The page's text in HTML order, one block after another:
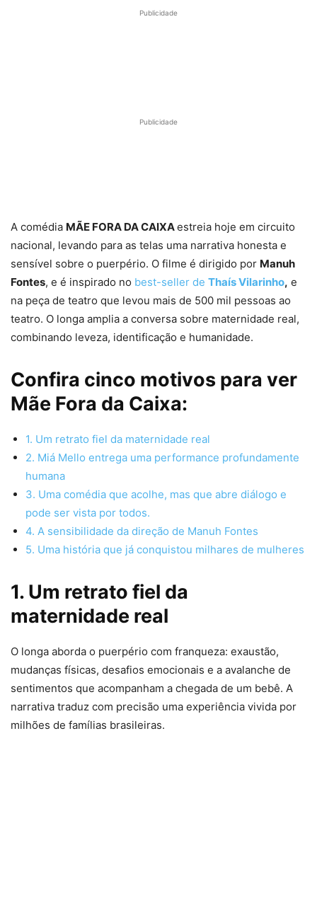
Publicidade
Publicidade
A comédia MÃE FORA DA CAIXAestreia hoje em circuito
nacional, levando para as telas uma narrativa honesta e
sensível sobre o puerpério. O filme é dirigido por Manuh
Fontes, e é inspirado no best-seller de Thaís Vilarinho, e
na peça de teatro que levou mais de 500 mil pessoas ao
teatro. O longa amplia a conversa sobre maternidade real,
combinando leveza, identificação e humanidade.
Confira cinco motivos para ver
Mãe Fora da Caixa:
1. Um retrato fiel da maternidade real
2. Miá Mello entrega uma performance profundamente
humana
3. Uma comédia que acolhe, mas que abre diálogo e
pode ser vista por todos.
4. A sensibilidade da direção de Manuh Fontes
5. Uma história que já conquistou milhares de mulheres
1. Um retrato fiel da
maternidade real
O longa aborda o puerpério com franqueza: exaustão,
mudanças físicas, desafios emocionais e a avalanche de
sentimentos que acompanham a chegada de um bebê. A
narrativa traduz com precisão uma experiência vivida por
milhões de famílias brasileiras.